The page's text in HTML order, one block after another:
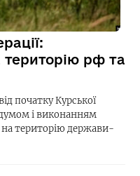
територію рф та
початку Курської
і виконанням
на територію держави-